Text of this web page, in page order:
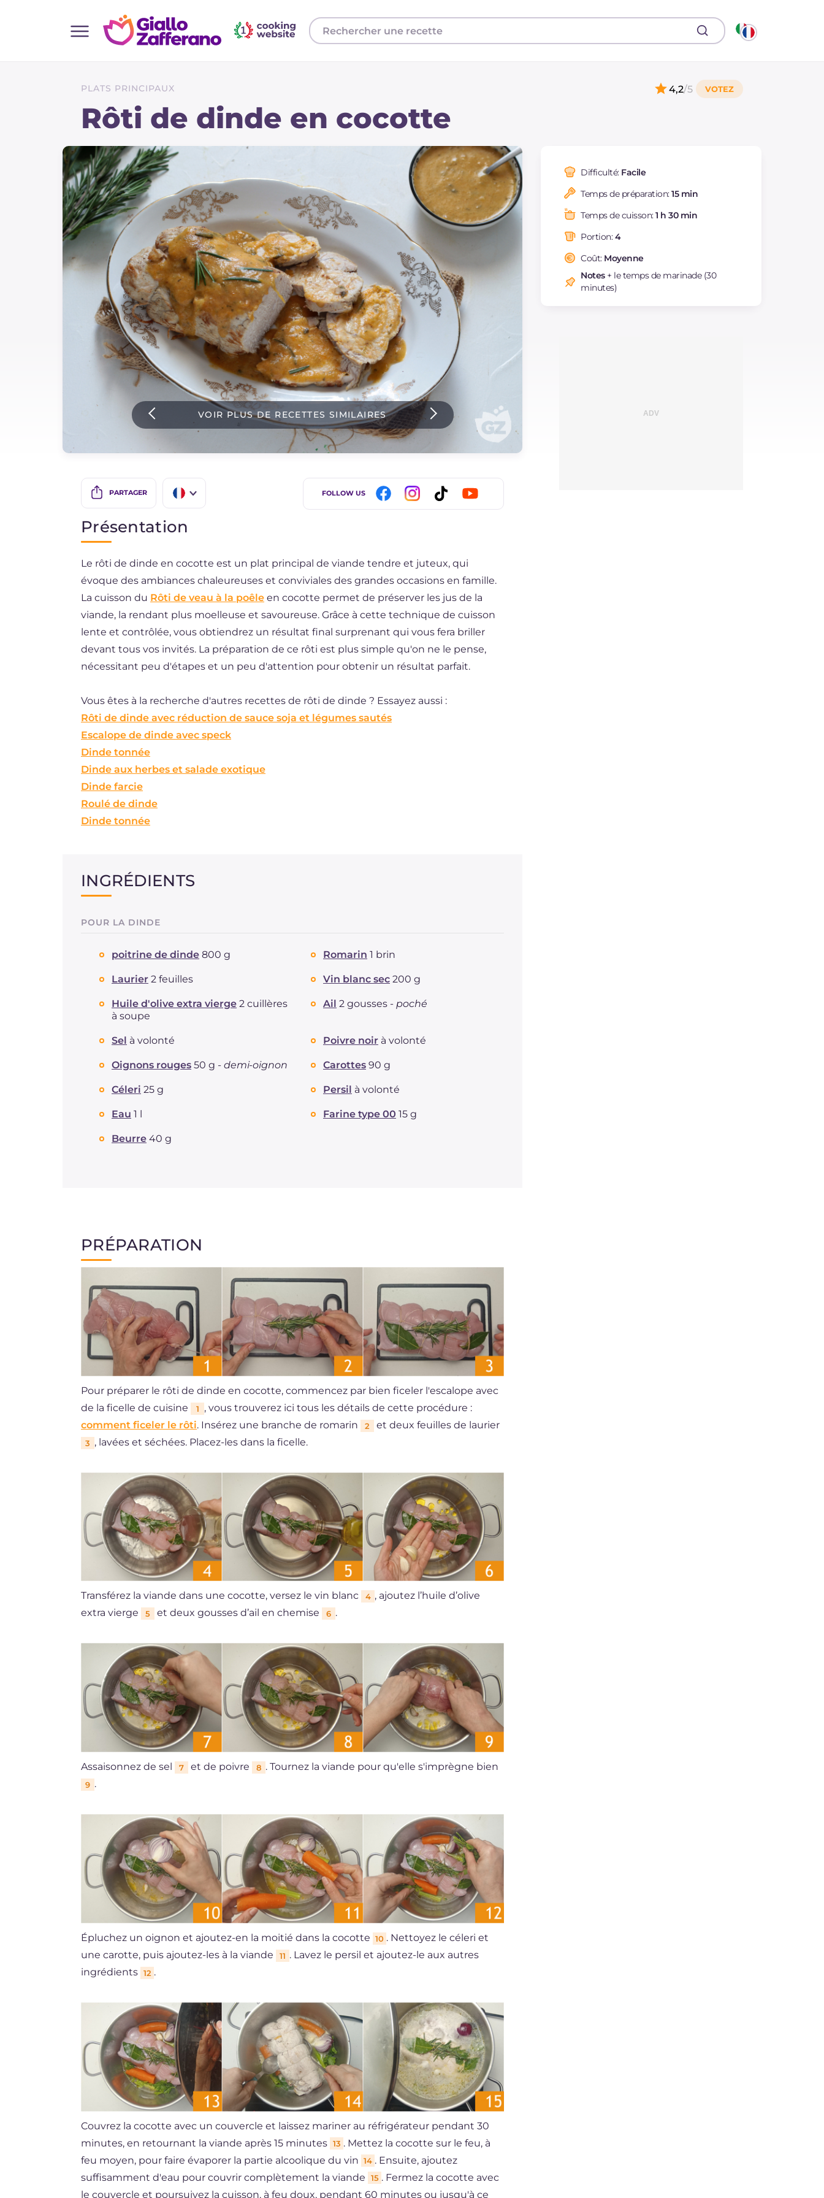
Toutes les recettes
Plats principaux
Boissons et rafraîchissements
Accompagnement
Pizzas et focaccia
Gateaux et patisserie
Dernieres recettes
Instagram
PLATS PRINCIPAUX
Rôti de dinde en cocotte
4,2/5
VOIR PLUS DE RECETTES SIMILAIRES
PARTAGER
DE
BR
NL
FOLLOW US
Difficulté: Facile
Temps de préparation:15 min
Temps de cuisson:1 h 30 min
Portion:4
Coût: Moyenne
Notes+ le temps de marinade (30
minutes)
Présentation
Le rôti de dinde en cocotte est un plat principal de viande tendre et juteux, qui
évoque des ambiances chaleureuses et conviviales des grandes occasions en famille.
La cuisson du Rôti de veau à la poêle en cocotte permet de préserver les jus de la
viande, la rendant plus moelleuse et savoureuse. Grâce à cette technique de cuisson
lente et contrôlée, vous obtiendrez un résultat final surprenant qui vous fera briller
devant tous vos invités. La préparation de ce rôti est plus simple qu'on ne le pense,
nécessitant peu d'étapes et un peu d'attention pour obtenir un résultat parfait.
Vous êtes à la recherche d'autres recettes de rôti de dinde ? Essayez aussi :
Rôti de dinde avec réduction de sauce soja et légumes sautés
Escalope de dinde avec speck
Dinde tonnée
Dinde aux herbes et salade exotique
Dinde farcie
Roulé de dinde
Dinde tonnée
INGRÉDIENTS
POUR LA DINDE
poitrine de dinde 800 g Romarin 1 brin
Laurier 2 feuilles Vin blanc sec 200 g
Huile d'olive extra vierge 2 cuillères
à soupe
Ail 2 gousses - poché
Sel à volonté Poivre noir à volonté
Oignons rouges 50 g - demi-oignon Carottes 90 g
Céleri 25 g Persil à volonté
Eau 1 l Farine type 00 15 g
Beurre 40 g
PRÉPARATION
Pour préparer le rôti de dinde en cocotte, commencez par bien ficeler l'escalope avec
de la ficelle de cuisine
1
, vous trouverez ici tous les détails de cette procédure :
comment ficeler le rôti. Insérez une branche de romarin 2 et deux feuilles de laurier
3 , lavées et séchées. Placez-les dans la ficelle.
Transférez la viande dans une cocotte, versez le vin blanc 4 , ajoutez l’huile d’olive
extra vierge
5 et deux gousses d’ail en chemise 6 .
Assaisonnez de sel 7 et de poivre 8 . Tournez la viande pour qu'elle s'imprègne bien
9 .
Épluchez un oignon et ajoutez-en la moitié dans la cocotte 10 . Nettoyez le céleri et
une carotte, puis ajoutez-les à la viande
11 . Lavez le persil et ajoutez-le aux autres
ingrédients 12 .
Couvrez la cocotte avec un couvercle et laissez mariner au réfrigérateur pendant 30
minutes, en retournant la viande après 15 minutes 13 . Mettez la cocotte sur le feu, à
feu moyen, pour faire évaporer la partie alcoolique du vin 14 . Ensuite, ajoutez
suffisamment d'eau pour couvrir complètement la viande
15 . Fermez la cocotte avec
le couvercle et poursuivez la cuisson, à feu doux, pendant 60 minutes ou jusqu'à ce